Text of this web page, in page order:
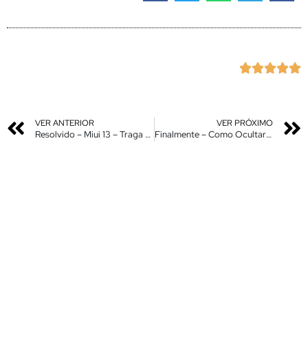

VER ANTERIOR
Resolvido – Miui 13 – Traga o Dark Mode em Individual Apps de volta – Root*
VER PRÓXIMO
Finalmente – Como Ocultar o Nome dos Apps na Tela inical em Seu Xiaomi – Ative Agora!